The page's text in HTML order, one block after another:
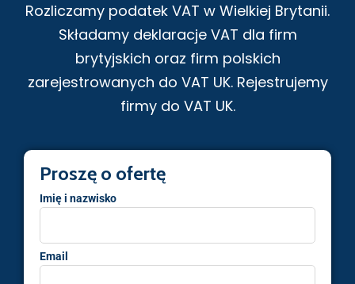
Rozliczamy podatek VAT w Wielkiej Brytanii.
Składamy deklaracje VAT dla firm
brytyjskich oraz firm polskich
zarejestrowanych do VAT UK. Rejestrujemy
firmy do VAT UK.
Proszę o ofertę
Imię i nazwisko
Email